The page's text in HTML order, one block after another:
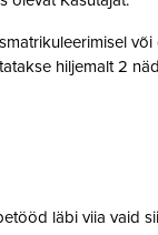
hiljemalt 2
läbi viia vaid